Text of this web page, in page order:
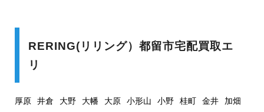
RERING(リリング）都留市宅配買取エ
リ
厚原 井倉 大野 大幡 大原 小形山 小野 桂町 金井
加畑